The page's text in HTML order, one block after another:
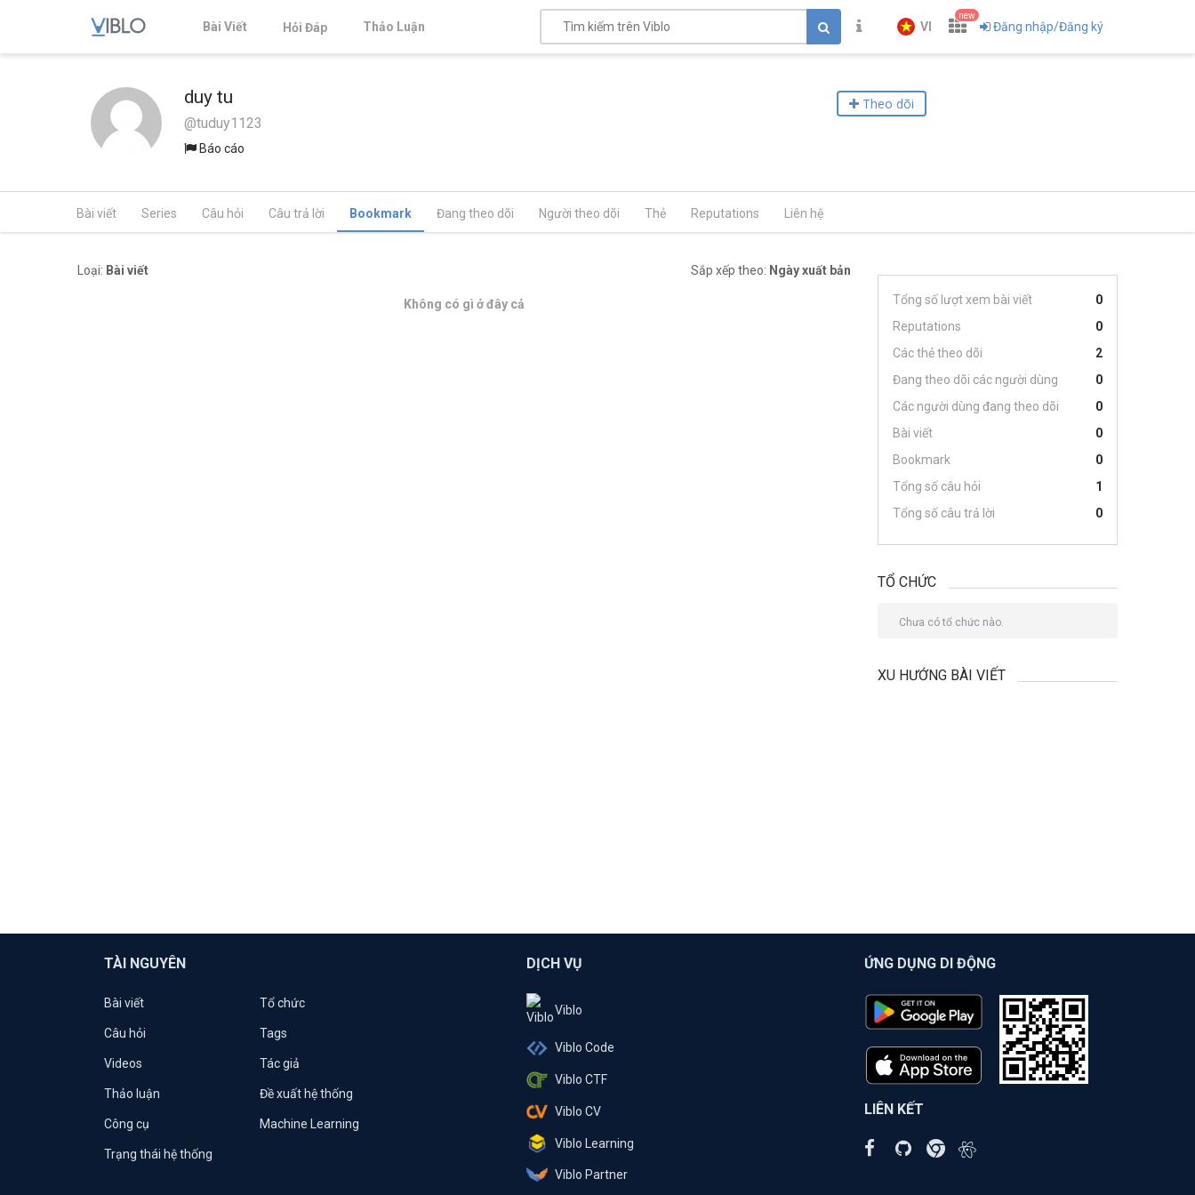
Bài Viết Hỏi Đáp Thảo Luận VI
new
Đăng nhập/Đăng ký
duy tu
@tuduy1123
Báo cáo
Theo dõi
Bài viết Series Câu hỏi Câu trả lời Bookmark Đang theo dõi Người theo dõi Thẻ Reputations Liên hệ
Loại: Bài viết Sắp xếp theo: Ngày xuất bản
Không có gì ở đây cả Tổng số lượt xem bài viết
0
Reputations
0
Các thẻ theo dõi
2
Đang theo dõi các người dùng
0
Các người dùng đang theo dõi
0
Bài viết
0
Bookmark
0
Tổng số câu hỏi
1
Tổng số câu trả lời
0
TỔ CHỨC
Chưa có tổ chức nào.
XU HƯỚNG BÀI VIẾT
TÀI NGUYÊN
Bài viết Tổ chức
Câu hỏi Tags
Videos Tác giả
Thảo luận Đề xuất hệ thống
Công cụ Machine Learning
Trạng thái hệ thống
DỊCH VỤ
Viblo
Viblo Code
Viblo CTF
Viblo CV
Viblo Learning
Viblo Partner
ỨNG DỤNG DI ĐỘNG
LIÊN KẾT